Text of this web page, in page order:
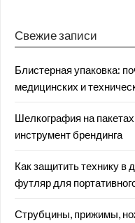
Свежие записи
Блистерная упаковка:
медицинских и
Шелкография на
инструмент брендинга
Как защитить технику в
футляр для
Струбцины, прижимы,